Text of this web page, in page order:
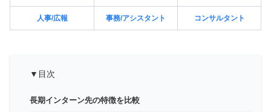
人事/広報 事務/アシスタント コンサルタント
▼目次
長期インターン先の特徴を比較